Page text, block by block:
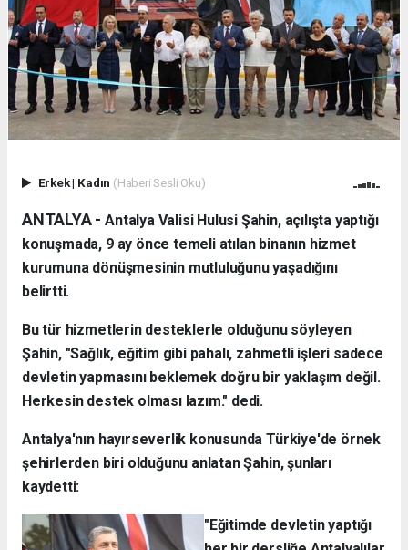
Erkek| Kadın (Haberi Sesli Oku)
ANTALYA -Antalya Valisi Hulusi Şahin, açılışta yaptığı
konuşmada, 9 ay önce temeli atılan binanın hizmet
kurumuna dönüşmesinin mutluluğunu yaşadığını
belirtti.
Bu tür hizmetlerin desteklerle olduğunu söyleyen
Şahin, "Sağlık, eğitim gibi pahalı, zahmetli işleri sadece
devletin yapmasını beklemek doğru bir yaklaşım değil.
Herkesin destek olması lazım." dedi.
Antalya'nın hayırseverlik konusunda Türkiye'de örnek
şehirlerden biri olduğunu anlatan Şahin, şunları
kaydetti:
"Eğitimde devletin yaptığı